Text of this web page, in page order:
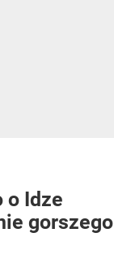
o Idze
gorszego